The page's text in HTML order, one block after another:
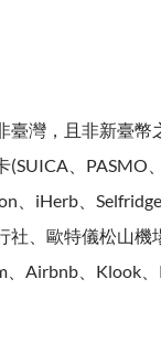
臺灣，且非新臺幣
(SUICA、PASMO
、iHerb、
社、歐特儀松山機
Airbnb、Klook、